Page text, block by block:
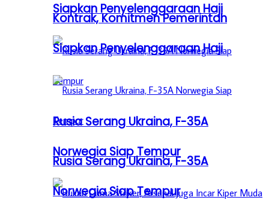
Siapkan Penyelenggaraan Haji
Rusia Serang Ukraina, F-35A
Norwegia Siap Tempur
Kontrak, Komitmen Pemerintah
Siapkan Penyelenggaraan Haji
Rusia Serang Ukraina, F-35A
Norwegia Siap Tempur